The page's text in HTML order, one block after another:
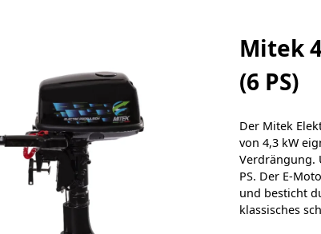
Mitek
(6 PS)
Der Mitek
von 4,3 kW
Verdrängung.
PS. Der E-
und besticht
klassisches